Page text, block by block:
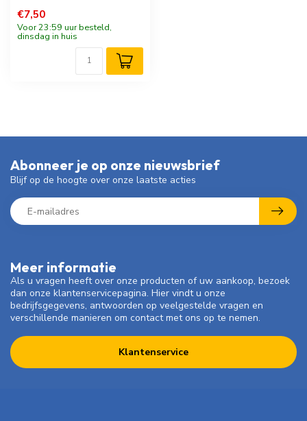
€7,50
Voor 23:59 uur besteld,
dinsdag in huis
Meer informatie
Als u vragen heeft over onze producten of uw aankoop, bezoek
dan onze klantenservicepagina. Hier vindt u onze
bedrijfsgegevens, antwoorden op veelgestelde vragen en
verschillende manieren om contact met ons op te nemen.
Klantenservice
Abonneer je op onze nieuwsbrief
Blijf op de hoogte over onze laatste acties